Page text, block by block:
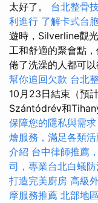
太好了。 台北整骨
利進行 了解卡式台
遊時，Silverline觀
工和舒適的聚會點
倦了洗澡的人都可
幫你追回欠款 台北
10月23日結束（預
Szántódrév和
保障您的隱私與需求
燴服務，滿足各類
介紹 台中律師推薦
司，專業台北白蟻防
打造完美廚房 高級
摩服務推薦 北部地